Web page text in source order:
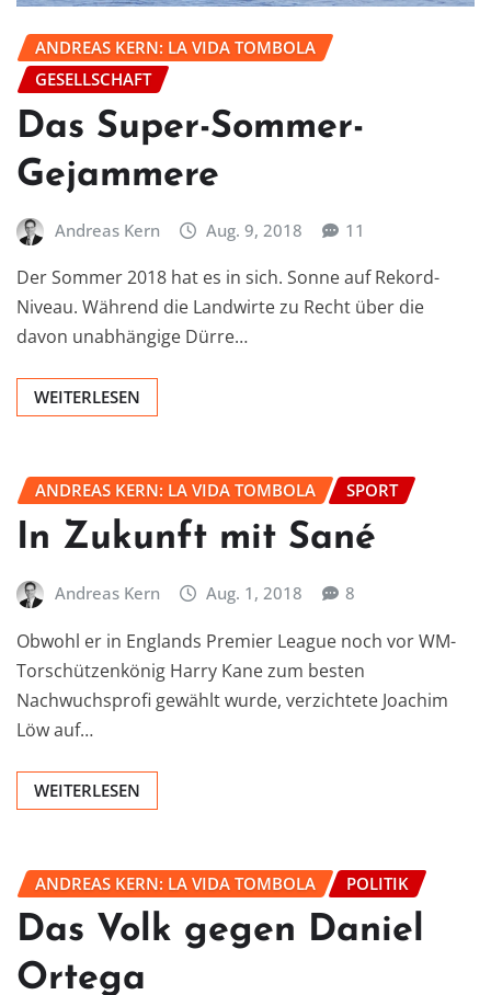
ANDREAS KERN: LA VIDA TOMBOLA
GESELLSCHAFT
Das Super-Sommer-
Gejammere
Andreas Kern Aug. 9, 2018 11
Der Sommer 2018 hat es in sich. Sonne auf Rekord-
Niveau. Während die Landwirte zu Recht über die
davon unabhängige Dürre…
WEITERLESEN
ANDREAS KERN: LA VIDA TOMBOLA SPORT
In Zukunft mit Sané
Andreas Kern Aug. 1, 2018 8
Obwohl er in Englands Premier League noch vor WM-
Torschützenkönig Harry Kane zum besten
Nachwuchsprofi gewählt wurde, verzichtete Joachim
Löw auf…
WEITERLESEN
ANDREAS KERN: LA VIDA TOMBOLA POLITIK
Das Volk gegen Daniel
Ortega